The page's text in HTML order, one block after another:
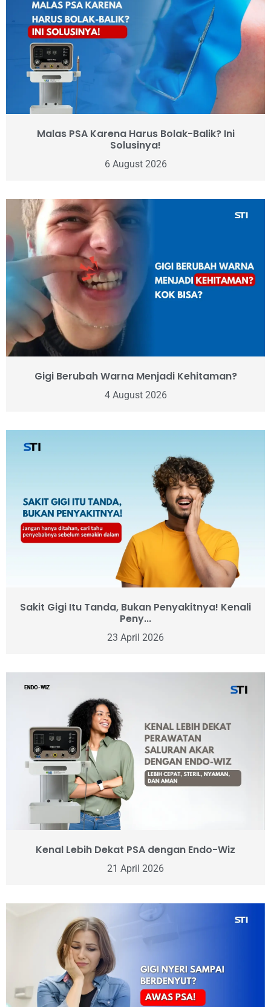
Malas PSA Karena Harus Bolak-Balik? Ini
Solusinya!
6 August 2026
Gigi Berubah Warna Menjadi Kehitaman?
4 August 2026
Sakit Gigi Itu Tanda, Bukan Penyakitnya! Kenali
Peny...
23 April 2026
Kenal Lebih Dekat PSA dengan Endo-Wiz
21 April 2026